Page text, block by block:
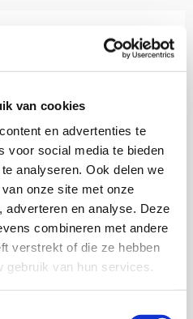
van cookies
en advertenties te
voor social media te bieden
analyseren. Ook delen we
onze site met onze
adverteren en analyse. Deze
combineren met andere
verstrekt of die ze hebben
gebruik van hun services.